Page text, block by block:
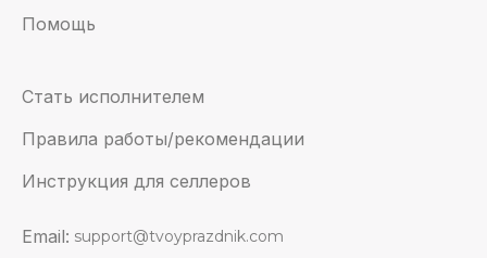
Помощь
Стать исполнителем
Правила работы/рекомендации
Инструкция для селлеров
Email: support@tvoyprazdnik.com